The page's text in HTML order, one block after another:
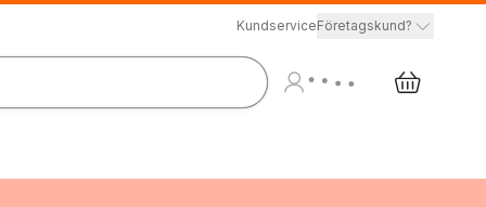
KundserviceFöretagskund?